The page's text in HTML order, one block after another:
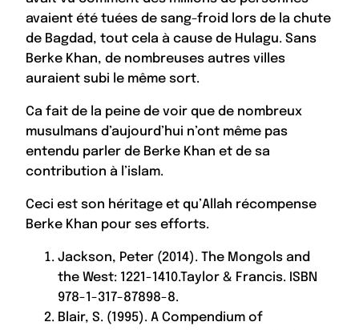
avaient été tuées de sang-froid lors de la chute
de Bagdad, tout cela à cause de Hulagu. Sans
Berke Khan, de nombreuses autres villes
auraient subi le même sort.
Ca fait de la peine de voir que de nombreux
musulmans d’aujourd’hui n’ont même pas
entendu parler de Berke Khan et de sa
contribution à l’islam.
Ceci est son héritage et qu’Allah récompense
Berke Khan pour ses efforts.
Jackson, Peter (2014). The Mongols and
the West: 1221-1410.Taylor & Francis. ISBN
978-1-317-87898-8.
Blair, S. (1995). A Compendium of